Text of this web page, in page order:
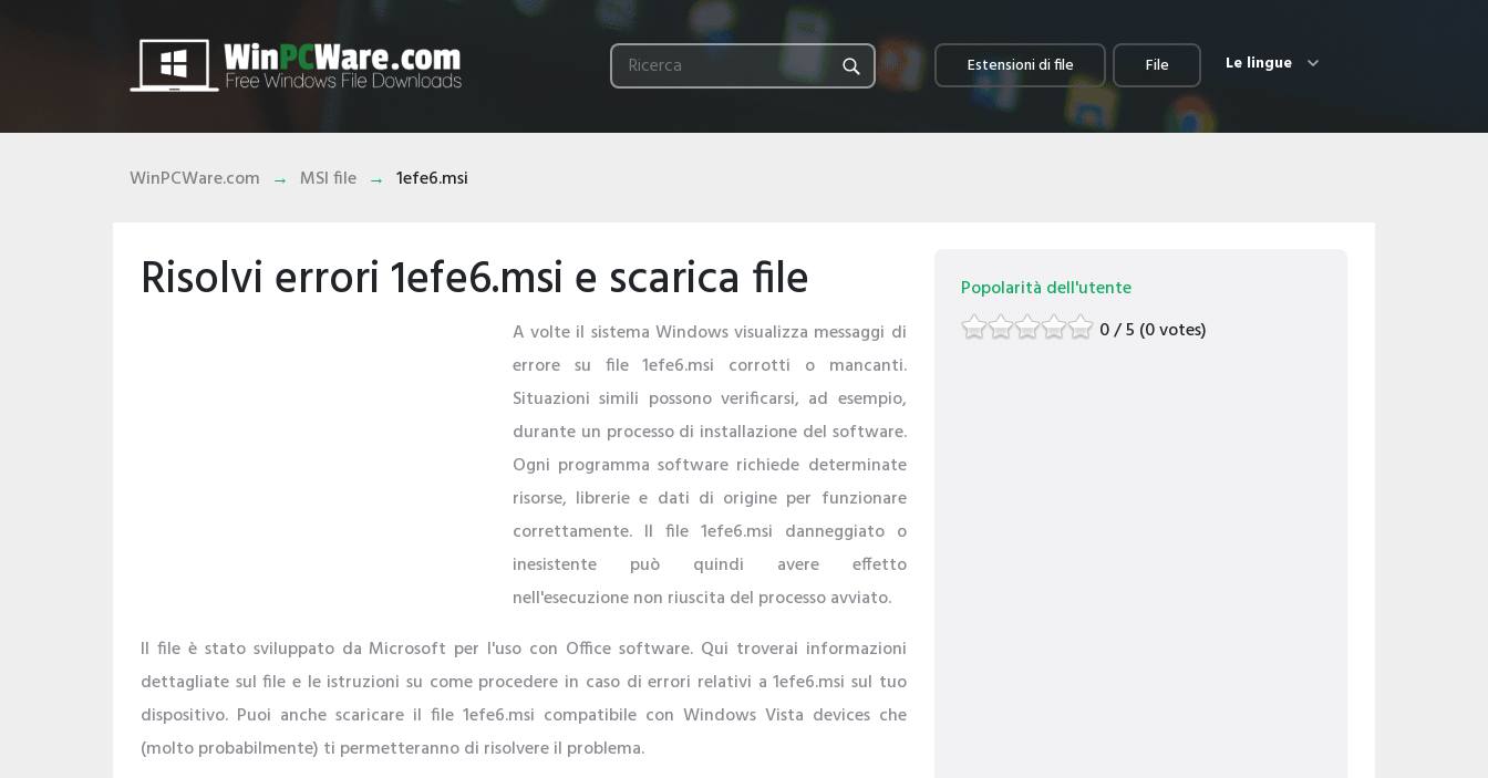
Estensioni di file File Le lingue
WinPCWare.com MSI file 1efe6.msi
Risolvi errori 1efe6.msi e scarica file
A volte il sistema Windows visualizza messaggi di
errore su file 1efe6.msi corrotti o mancanti.
Situazioni simili possono verificarsi, ad esempio,
durante un processo di installazione del software.
Ogni programma software richiede determinate
risorse, librerie e dati di origine per funzionare
correttamente. Il file 1efe6.msi danneggiato o
inesistente può quindi avere effetto
nell'esecuzione non riuscita del processo avviato.
Il file è stato sviluppato da Microsoft per l'uso con Office software. Qui troverai informazioni
dettagliate sul file e le istruzioni su come procedere in caso di errori relativi a 1efe6.msi sul tuo
dispositivo. Puoi anche scaricare il file 1efe6.msi compatibile con Windows Vista devices che
(molto probabilmente) ti permetteranno di risolvere il problema.
Popolarità dell'utente
0 / 5 (0 votes)